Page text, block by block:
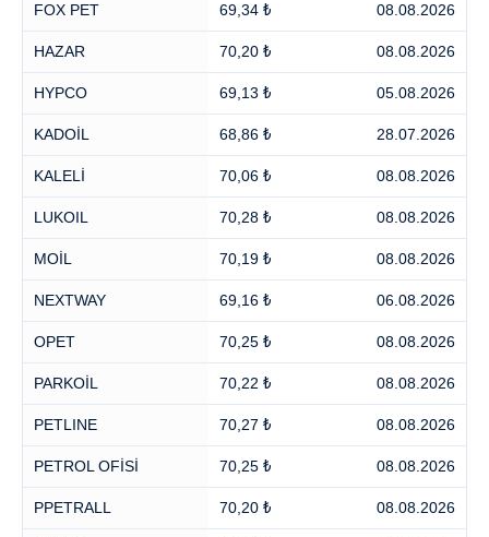
FOX PET 69,34 ₺ 08.08.2026
HAZAR 70,20 ₺ 08.08.2026
HYPCO 69,13 ₺ 05.08.2026
KADOİL 68,86 ₺ 28.07.2026
KALELİ 70,06 ₺ 08.08.2026
LUKOIL 70,28 ₺ 08.08.2026
MOİL 70,19 ₺ 08.08.2026
NEXTWAY 69,16 ₺ 06.08.2026
OPET 70,25 ₺ 08.08.2026
PARKOİL 70,22 ₺ 08.08.2026
PETLINE 70,27 ₺ 08.08.2026
PETROL OFİSİ 70,25 ₺ 08.08.2026
PPETRALL 70,20 ₺ 08.08.2026